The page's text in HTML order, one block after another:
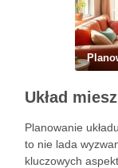
Planowanie
to nie lada
kluczowych